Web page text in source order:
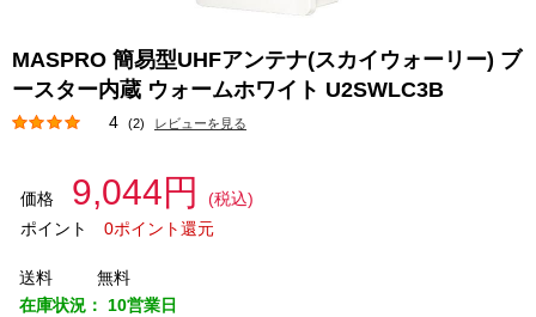
MASPRO 簡易型UHFアンテナ(スカイウォーリー) ブ
ースター内蔵 ウォームホワイト U2SWLC3B
4 (2) レビューを見る
価格 9,044円
(税込)
ポイント
0ポイント還元
送料
無料
在庫状況： 10営業日